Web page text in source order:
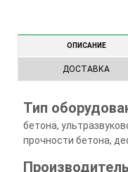
ОПИСАНИЕ
ДОСТАВКА
Тип
бетона,
прочности бетона,